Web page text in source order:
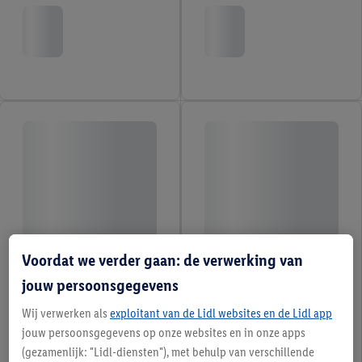
Voordat we verder gaan: de verwerking van
jouw persoonsgegevens
Wij verwerken als exploitant van de Lidl websites en de Lidl app
jouw persoonsgegevens op onze websites en in onze apps
(gezamenlijk: "Lidl-diensten"), met behulp van verschillende